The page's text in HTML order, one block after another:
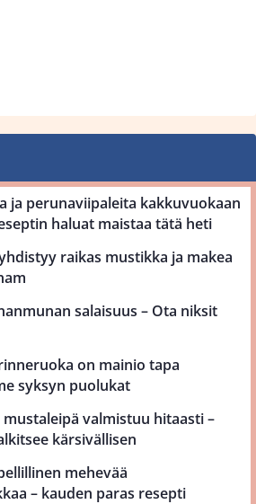
ja perunaviipaleita kakkuvuokaan
haluat maistaa tätä heti
raikas mustikka ja makea
salaisuus – Ota niksit
on mainio tapa
syksyn puolukat
valmistuu hitaasti –
kärsivällisen
mehevää
– kauden paras resepti